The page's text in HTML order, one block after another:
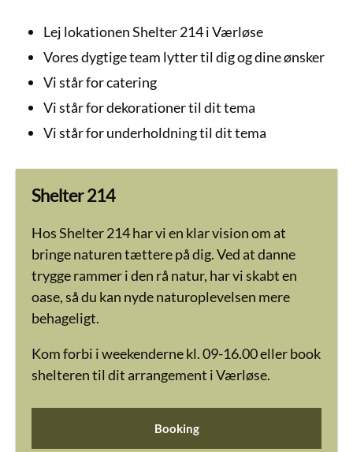
Lej lokationen Shelter 214 i Værløse
Vores dygtige team lytter til dig og dine ønsker
Vi står for catering
Vi står for dekorationer til dit tema
Vi står for underholdning til dit tema
Shelter 214
Hos Shelter 214 har vi en klar vision om at
bringe naturen tættere på dig. Ved at danne
trygge rammer i den rå natur, har vi skabt en
oase, så du kan nyde naturoplevelsen mere
behageligt.
Kom forbi i weekenderne kl. 09-16.00 eller book
shelteren til dit arrangement i Værløse.
Booking